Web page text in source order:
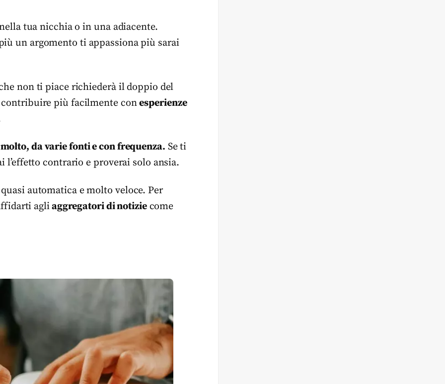
tua nicchia o in una adiacente.
un argomento ti appassiona più sarai
non ti piace richiederà il doppio del
contribuire più facilmente conesperienze
da varie fonti e con frequenza. Se ti
contrario e proverai solo ansia.
automatica e molto veloce. Per
agliaggregatori di notiziecome